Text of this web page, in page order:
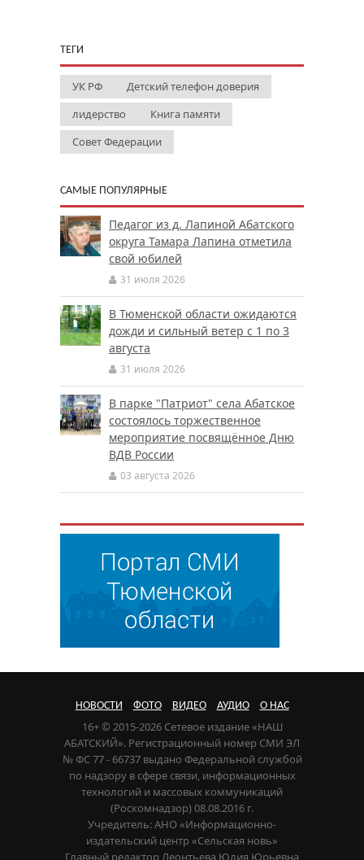
ТЕГИ
УК РФ
Детский телефон доверия
лидерство
Книга памяти
Совет Федерации
САМЫЕ ПОПУЛЯРНЫЕ
Педагог из д. Лапиной Абатского
округа Тамара Лапина отметила
свой юбилей
31 июля 2026
В Тюменской области ожидаются
дожди и сильный ветер с 1 по 3
августа
31 июля 2026
В парке "Патриот" села Абатское
состоялось торжественное
мероприятие посвящённое Дню
ВДВ России
03 августа 2026
НОВОСТИ ФОТО ВИДЕО АУДИО О НАС
16+ © 2015-2026 Сетевое издание «НАШ
АБАТСКИЙ». Регистрационный номер СМИ ЭЛ
№ ФС 77 - 66737 выдано Федеральной службой
по надзору в сфере связи, информационных
технологий и массовых коммуникаций
(Роскомнадзор) 08.08.2016 г.
Учредитель: АНО «Информационно-
издательский центр «Сельская новь»
Главный редактор Леонтьева Юлия Юрьевна